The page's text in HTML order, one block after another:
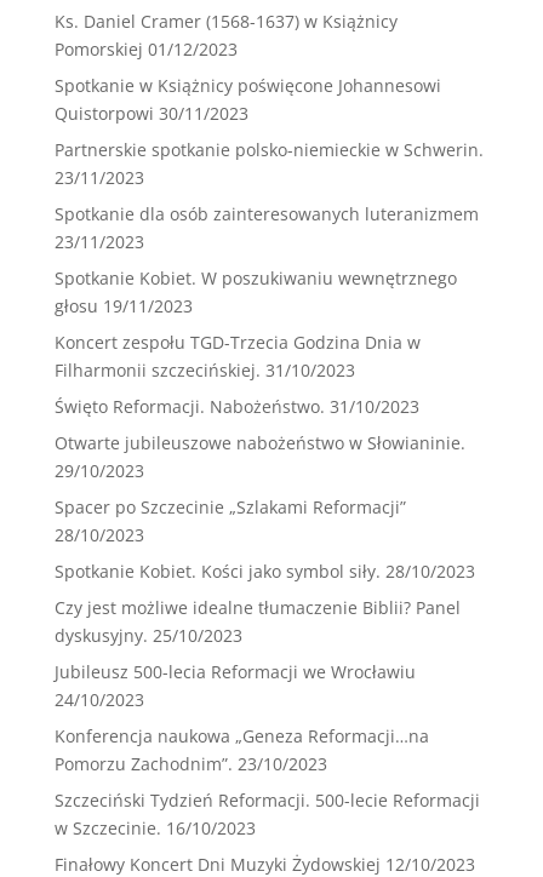
Ks. Daniel Cramer (1568-1637) w Książnicy
Pomorskiej 01/12/2023
Spotkanie w Książnicy poświęcone Johannesowi
Quistorpowi 30/11/2023
Partnerskie spotkanie polsko-niemieckie w Schwerin.
23/11/2023
Spotkanie dla osób zainteresowanych luteranizmem
23/11/2023
Spotkanie Kobiet. W poszukiwaniu wewnętrznego
głosu 19/11/2023
Koncert zespołu TGD-Trzecia Godzina Dnia w
Filharmonii szczecińskiej. 31/10/2023
Święto Reformacji. Nabożeństwo. 31/10/2023
Otwarte jubileuszowe nabożeństwo w Słowianinie.
29/10/2023
Spacer po Szczecinie „Szlakami Reformacji”
28/10/2023
Spotkanie Kobiet. Kości jako symbol siły. 28/10/2023
Czy jest możliwe idealne tłumaczenie Biblii? Panel
dyskusyjny. 25/10/2023
Jubileusz 500-lecia Reformacji we Wrocławiu
24/10/2023
Konferencja naukowa „Geneza Reformacji…na
Pomorzu Zachodnim”. 23/10/2023
Szczeciński Tydzień Reformacji. 500-lecie Reformacji
w Szczecinie. 16/10/2023
Finałowy Koncert Dni Muzyki Żydowskiej 12/10/2023